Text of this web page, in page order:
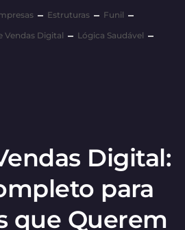
Estruturas
Funil
Vendas Digital
Lógica Saudável
Digital:
para
que Querem